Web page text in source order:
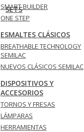
SETS
SMART BUILDER
ONE STEP
ESMALTES CLÁSICOS
BREATHABLE TECHNOLOGY
SEMILAC
NUEVOS CLÁSICOS SEMILAC
DISPOSITIVOS Y
ACCESORIOS
TORNOS Y FRESAS
LÁMPARAS
HERRAMIENTAS